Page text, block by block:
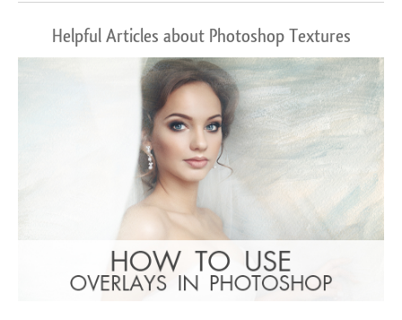
Helpful Articles about Photoshop Textures